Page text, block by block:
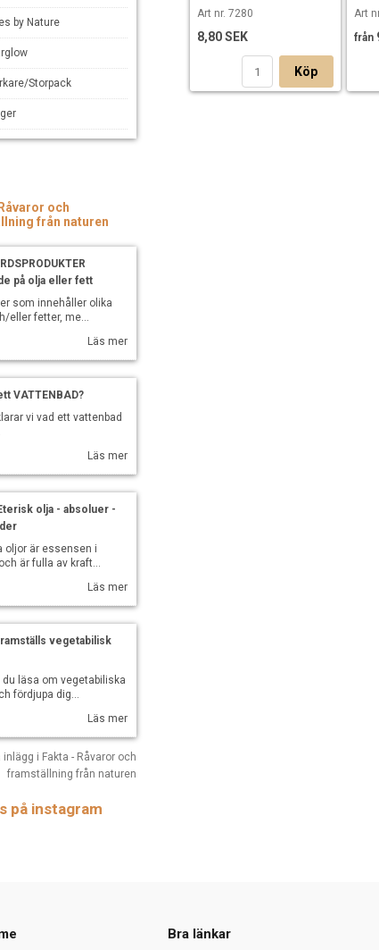
by Nature
Storpack
och
från naturen
på olja eller fett
som innehåller olika
eller fetter, me...
Läs mer
VATTENBAD?
vi vad ett vattenbad
Läs mer
olja - absoluer -
oljor är essensen i
är fulla av kraft...
Läs mer
vegetabilisk
du läsa om vegetabiliska
fördjupa dig...
Läs mer
inlägg i Fakta - Råvaror och
framställning från naturen
på instagram
Art nr. 7280
8,80 SEK
Köp
Art
från
Bra länkar